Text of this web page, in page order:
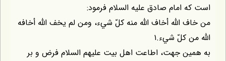
صادق عليه السلام فرمود:
أخاف اللّه منه كلّ شيء، ومن لم يخف اللّه أخافه
كلّ شيء.۱
جهت، اطاعت اهل بيت عليهم السلام فرض و بر